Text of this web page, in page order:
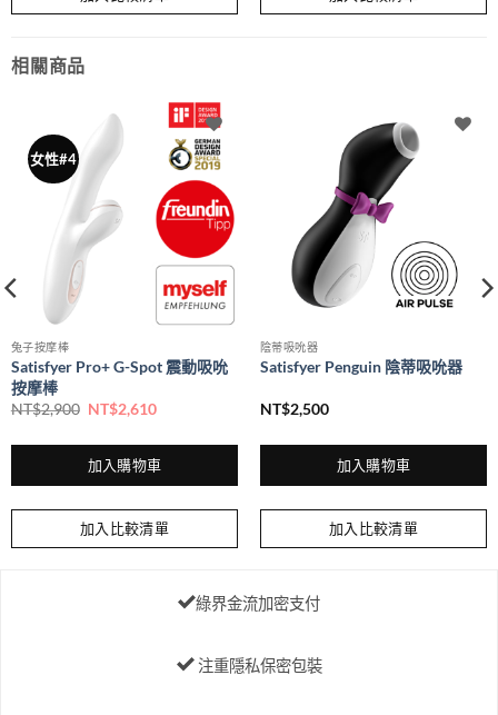
多
種
選
項
相關商品
女性#4
兔子按摩棒
Satisfyer Pro+ G-Spot 震動吸吮
按摩棒
NT$2,900 NT$2,610
加入購物車
加入比較清單
陰蒂吸吮器
Satisfyer Penguin 陰蒂吸吮器
NT$2,500
加入購物車
加入比較清單
綠界金流加密支付
注重隱私保密包裝